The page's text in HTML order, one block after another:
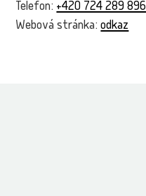
Telefon: +420 724 289 896
Webová stránka:odkaz